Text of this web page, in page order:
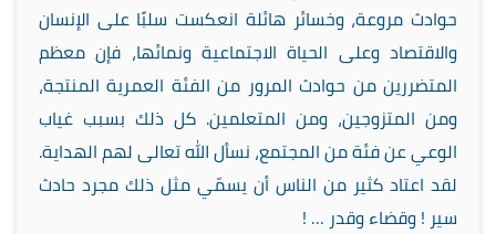
حوادث مروعة، وخسائر هائلة انعكست سلبًا على الإنسان
والاقتصاد وعلى الحياة الاجتماعية ونمائها، فإن معظم
المتضررين من حوادث المرور من الفئة العمرية المنتجة،
ومن المتزوجين، ومن المتعلمين. كل ذلك بسبب غياب
الوعي عن فئة من المجتمع، نسأل الله تعالى لهم الهداية.
لقد اعتاد كثير من الناس أن يسمّي مثل ذلك مجرد حادث
سير ! وقضاء وقدر … !